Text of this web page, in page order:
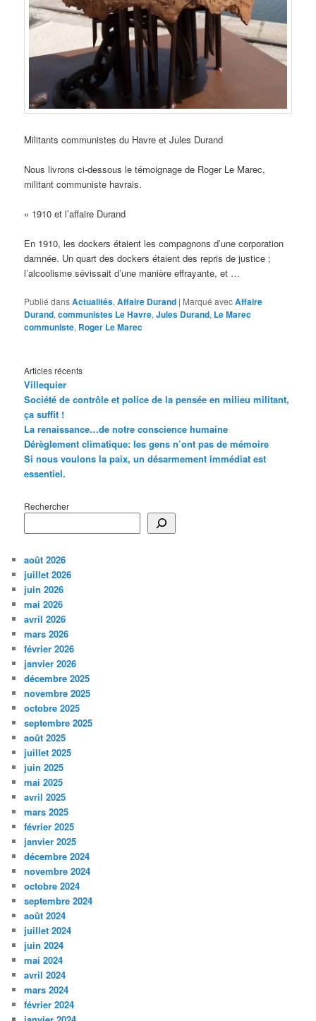
Militants communistes du Havre et Jules Durand
Nous livrons ci-dessous le témoignage de Roger Le Marec,
militant communiste havrais.
« 1910 et l’affaire Durand
En 1910, les dockers étaient les compagnons d’une corporation
damnée. Un quart des dockers étaient des repris de justice ;
l’alcoolisme sévissait d’une manière effrayante, et …
Publié dansActualités,Affaire Durand | Marqué avecAffaire
Durand,communistes Le Havre,Jules Durand, Le Marec
communiste, Roger Le Marec
Articles récents
Villequier
Société de contrôle et police de la pensée en milieu militant,
ça suffit !
La renaissance…de notre conscience humaine
Dérèglement climatique: les gens n’ont pas de mémoire
Si nous voulons la paix, un désarmement immédiat est
essentiel.
Rechercher
août 2026
juillet 2026
juin 2026
mai 2026
avril 2026
mars 2026
février 2026
janvier 2026
décembre 2025
novembre 2025
octobre 2025
septembre 2025
août 2025
juillet 2025
juin 2025
mai 2025
avril 2025
mars 2025
février 2025
janvier 2025
décembre 2024
novembre 2024
octobre 2024
septembre 2024
août 2024
juillet 2024
juin 2024
mai 2024
avril 2024
mars 2024
février 2024